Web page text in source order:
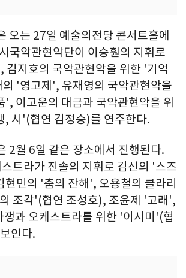
오는 27일 예술의전당 콘서트홀에
국악관현악단이 이승훤의 지휘로
김지호의 국악관현악을 위한 '기억
'영고제', 유재영의 국악관현악을
', 이고운의 대금과 국악관현악을 위
, 시'(협연 김정승)를 연주한다.
2월 6일 같은 장소에서 진행된다.
트라가 진솔의 지휘로 김신의 '스즈
현민의 '춤의 잔해', 오용철의 클라리
조각'(협연 조성호), 조윤제 '고래',
쟁과 오케스트라를 위한 '이시미'(협
인다.